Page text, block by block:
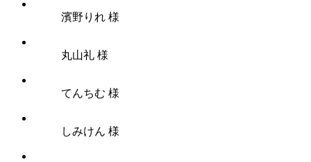
濱野りれ 様
丸山礼 様
てんちむ 様
しみけん 様